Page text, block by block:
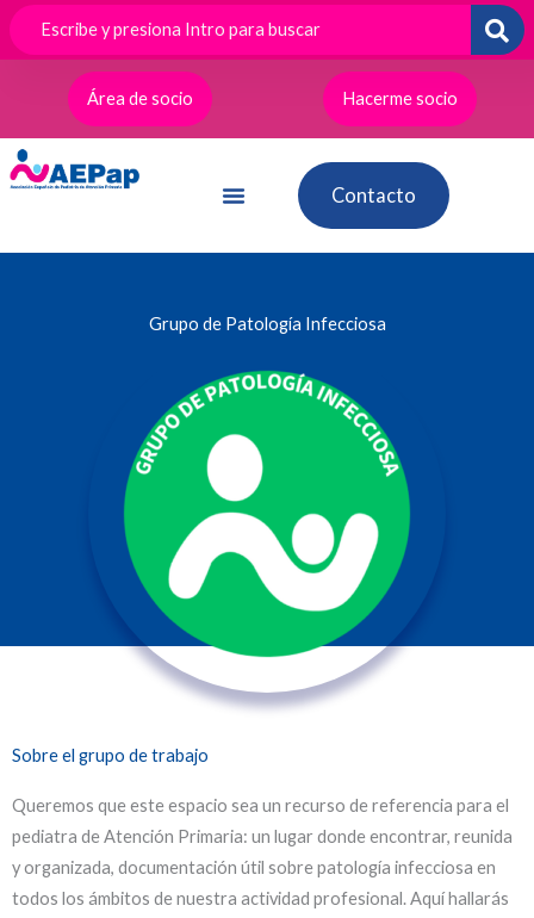
contenido
Área de socio
Hacerme socio
Contacto
Grupo de Patología Infecciosa
Sobre el grupo de trabajo
Queremos que este espacio sea un recurso de referencia para el
pediatra de Atención Primaria: un lugar donde encontrar, reunida
y organizada, documentación útil sobre patología infecciosa en
todos los ámbitos de nuestra actividad profesional. Aquí hallarás